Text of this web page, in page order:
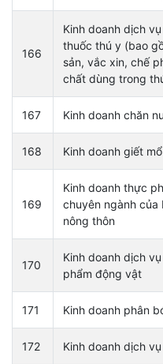
166
Kinh doanh dịch
thuốc thú y (bao
sản, vắc xin, chế
chất dùng trong
167 Kinh doanh chăn
168 Kinh doanh giết
169
Kinh doanh thực
chuyên ngành của
nông thôn
170
Kinh doanh dịch
phẩm động vật
171 Kinh doanh phân
172 Kinh doanh dịch